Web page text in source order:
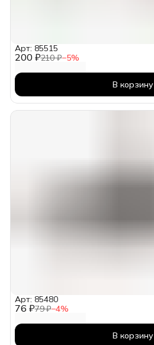
200 ₽210 ₽−5%
Арт: 85515
В корзину
76 ₽79 ₽−4%
Арт: 85480
В корзину